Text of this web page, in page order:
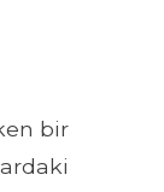
bir